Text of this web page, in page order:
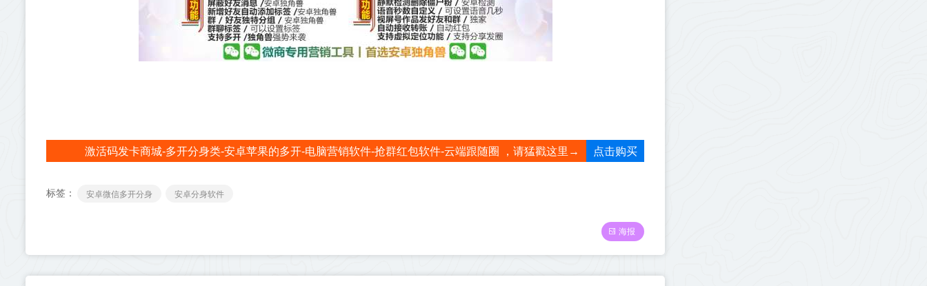
激活码发卡商城-多开分身类-安卓苹果的多开-电脑营销软件-抢群红包软件-云端跟随圈 ，请猛戳这里→ 点击购买
标签： 安卓微信多开分身 安卓分身软件
海报